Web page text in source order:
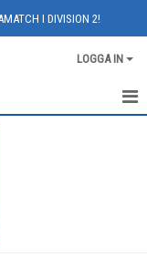
I DIVISION 2!
LOGGA IN